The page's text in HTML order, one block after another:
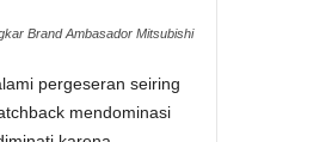
Brand Ambasador Mitsubishi
pergeseran seiring
mendominasi